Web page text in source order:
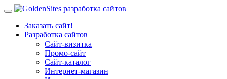
Заказать сайт!
Разработка сайтов
Сайт-визитка
Промо-сайт
Сайт-каталог
Интернет-магазин